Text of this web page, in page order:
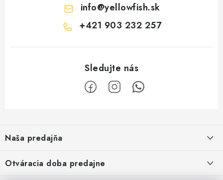
info@yellowfish.sk
+421 903 232 257
p
ä
Naša predajňa
Námestie Slobody 1164/1,
946 32 Marcelová
Otváracia doba predajne